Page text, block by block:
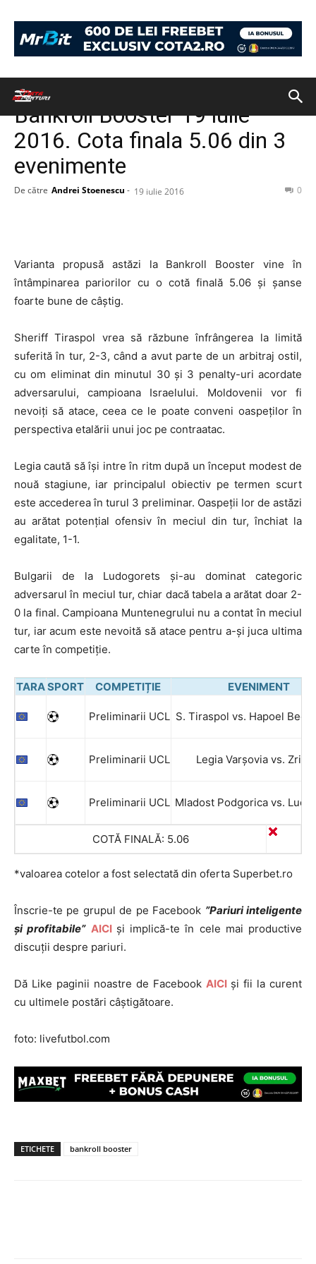
BILETUL ZILEI
Bankroll Booster 19 iulie
2016. Cota finala 5.06 din 3
evenimente
De către Andrei Stoenescu - 19 iulie 2016 0
Varianta propusă astăzi la Bankroll Booster vine în
întâmpinarea pariorilor cu o cotă finală 5.06 și șanse
foarte bune de câștig.
Sheriff Tiraspol vrea să răzbune înfrângerea la limită
suferită în tur, 2-3, când a avut parte de un arbitraj ostil,
cu om eliminat din minutul 30 și 3 penalty-uri acordate
adversarului, campioana Israelului. Moldovenii vor fi
nevoiți să atace, ceea ce le poate conveni oaspeților în
perspectiva etalării unui joc pe contraatac.
Legia caută să își intre în ritm după un început modest de
nouă stagiune, iar principalul obiectiv pe termen scurt
este accederea în turul 3 preliminar. Oaspeții lor de astăzi
au arătat potențial ofensiv în meciul din tur, închiat la
egalitate, 1-1.
Bulgarii de la Ludogorets și-au dominat categoric
adversarul în meciul tur, chiar dacă tabela a arătat doar 2-
0 la final. Campioana Muntenegrului nu a contat în meciul
tur, iar acum este nevoită să atace pentru a-și juca ultima
carte în competiție.
TARASPORT COMPETIȚIE EVENIMENT
Preliminarii UCL S. Tiraspol vs. Hapoel Beer
Preliminarii UCL Legia Varșovia vs.
Preliminarii UCL Mladost Podgorica vs.
COTĂ FINALĂ: 5.06
*valoarea cotelor a fost selectată din oferta Superbet.ro
Înscrie-te pe grupul de pe Facebook ”Pariuri inteligente
și profitabile” AICI și implică-te în cele mai productive
discuții despre pariuri.
Dă Like paginii noastre de Facebook AICI și fii la curent
cu ultimele postări câștigătoare.
foto: livefutbol.com
ETICHETE bankroll booster